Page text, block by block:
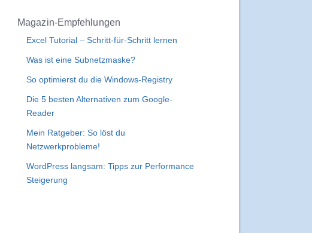
Magazin-Empfehlungen
Excel Tutorial – Schritt-für-Schritt lernen
Was ist eine Subnetzmaske?
So optimierst du die Windows-Registry
Die 5 besten Alternativen zum Google-
Reader
Mein Ratgeber: So löst du
Netzwerkprobleme!
WordPress langsam: Tipps zur Performance
Steigerung